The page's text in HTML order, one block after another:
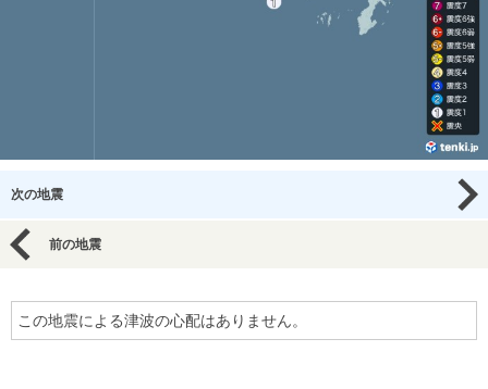
次の地震
前の地震
この地震による津波の心配はありません。